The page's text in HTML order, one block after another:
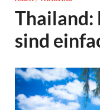
Thailand:
sind